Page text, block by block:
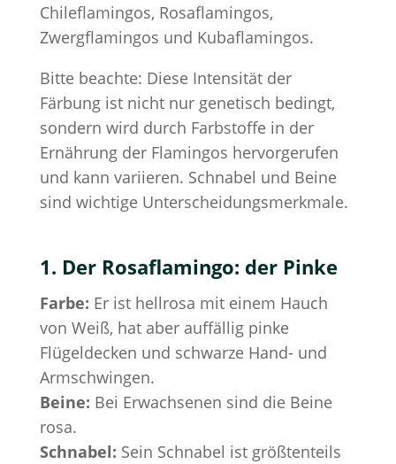
Chileflamingos, Rosaflamingos,
Zwergflamingos und Kubaflamingos.
Bitte beachte: Diese Intensität der
Färbung ist nicht nur genetisch bedingt,
sondern wird durch Farbstoffe in der
Ernährung der Flamingos hervorgerufen
und kann variieren. Schnabel und Beine
sind wichtige Unterscheidungsmerkmale.
1. Der Rosaflamingo: der Pinke
Farbe: Er ist hellrosa mit einem Hauch
von Weiß, hat aber auffällig pinke
Flügeldecken und schwarze Hand- und
Armschwingen.
Beine: Bei Erwachsenen sind die Beine
rosa.
Schnabel: Sein Schnabel ist größtenteils